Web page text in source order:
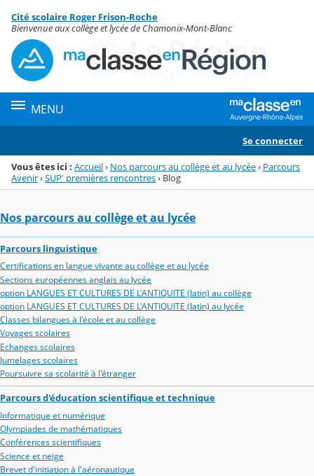
Menu de la rubrique
Contenu
Cité scolaire Roger Frison-Roche
Bienvenue aux collège et lycée de Chamonix-Mont-Blanc
MENU
Se connecter
Vous êtes ici : Accueil› Nos parcours au collège et au lycée› Parcours
Avenir›SUP' premières rencontres› Blog
Nos parcours au collège et au lycée
Parcours linguistique
Certifications en langue vivante au collège et au lycée
Sections européennes anglais au lycée
option LANGUES ET CULTURES DE L'ANTIQUITE (latin) au collège
option LANGUES ET CULTURES DE L'ANTIQUITE (latin) au lycée
Classes bilangues à l'école et au collège
Voyages scolaires
Echanges scolaires
Jumelages scolaires
Poursuivre sa scolarité à l'étranger
Parcours d'éducation scientifique et technique
Informatique et numérique
Olympiades de mathématiques
Conférences scientifiques
Science et neige
Brevet d'initiation à l'aéronautique